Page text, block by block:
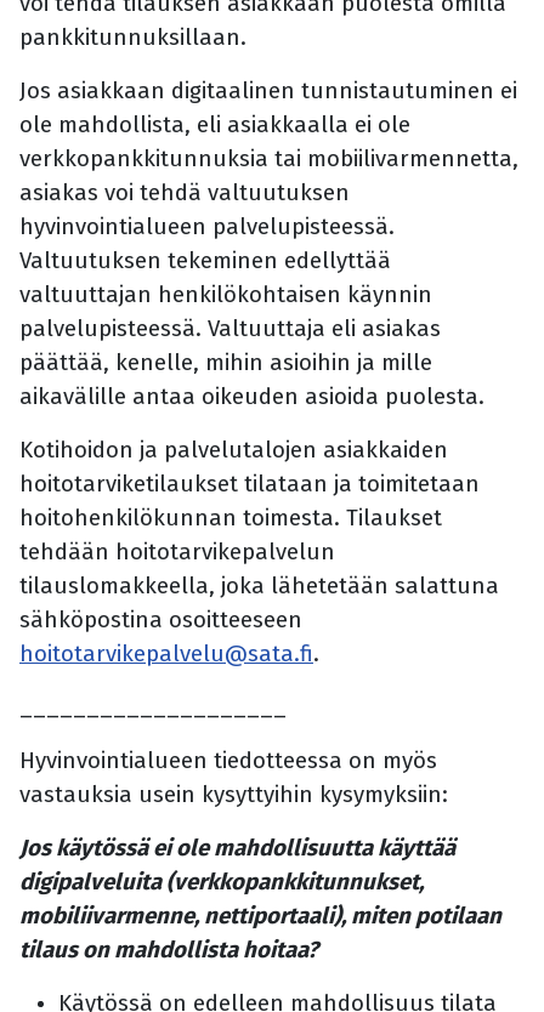
pankkitunnuksillaan.
Jos asiakkaan digitaalinen tunnistautuminen ei
ole mahdollista, eli asiakkaalla ei ole
verkkopankkitunnuksia tai mobiilivarmennetta,
asiakas voi tehdä valtuutuksen
hyvinvointialueen palvelupisteessä.
Valtuutuksen tekeminen edellyttää
valtuuttajan henkilökohtaisen käynnin
palvelupisteessä. Valtuuttaja eli asiakas
päättää, kenelle, mihin asioihin ja mille
aikavälille antaa oikeuden asioida puolesta.
Kotihoidon ja palvelutalojen asiakkaiden
hoitotarviketilaukset tilataan ja toimitetaan
hoitohenkilökunnan toimesta. Tilaukset
tehdään hoitotarvikepalvelun
tilauslomakkeella, joka lähetetään salattuna
sähköpostina osoitteeseen
hoitotarvikepalvelu@sata.fi.
Hyvinvointialueen tiedotteessa on myös
vastauksia usein kysyttyihin kysymyksiin:
Jos käytössä ei ole mahdollisuutta käyttää
digipalveluita (verkkopankkitunnukset,
mobiliivarmenne, nettiportaali), miten potilaan
tilaus on mahdollista hoitaa?
Käytössä on edelleen mahdollisuus tilata